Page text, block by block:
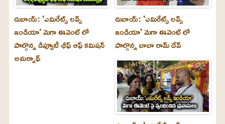
దుబాయ్‌: 'ఎమిరేట్స్ లవ్స్
ఇండియా' మెగా ఈవెంట్ లో
పాల్గొన్న డిప్యూటీ ఛీఫ్ ఆఫ్ కమిషన్
అమర్నాథ్
దుబాయ్‌: 'ఎమిరేట్స్ లవ్స్
ఇండియా' మెగా ఈవెంట్ లో
పాల్గొన్న బాబా రామ్ దేవ్